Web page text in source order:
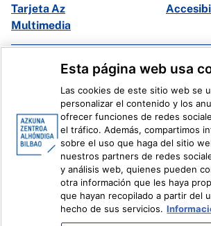
Tarjeta Az
Multimedia
Facebook
X
Ivoox
Información legal Sistema Interno
Esta página web usa
Las cookies de este sitio web se
personalizar el contenido y los
ofrecer funciones de redes
el tráfico. Además, compartimos
sobre el uso que haga del sitio
nuestros partners de redes
y análisis web, quienes pueden
otra información que les haya
que hayan recopilado a partir del
hecho de sus servicios.